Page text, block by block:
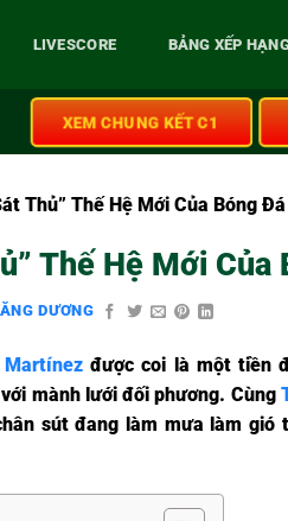
LIVESCORE BẢNG XẾP
XEM CHUNG KẾT C1
Thủ” Thế Hệ Mới Của Bóng
Thế Hệ Mới
DƯƠNG
được coi là một tiền
mành lưới đối phương. Cùng
sút đang làm mưa làm gió